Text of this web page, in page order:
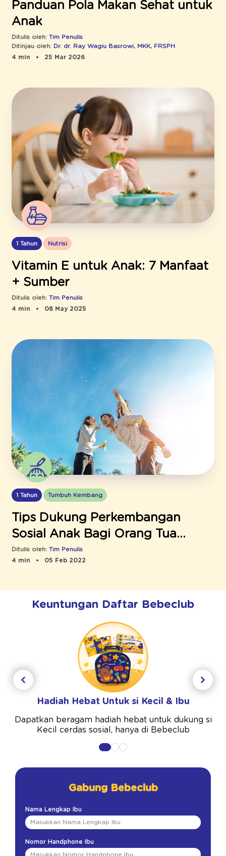
Panduan Pola Makan Sehat untuk
Anak
Ditulis oleh: Tim Penulis
Ditinjau oleh: Dr. dr. Ray Wagiu Basrowi, MKK, FRSPH
4 min
25 Mar 2026
1 Tahun Nutrisi
Vitamin E untuk Anak: 7 Manfaat
+ Sumber
Ditulis oleh: Tim Penulis
4 min
08 May 2025
1 Tahun Tumbuh Kembang
Tips Dukung Perkembangan
Sosial Anak Bagi Orang Tua
Bekerja
Ditulis oleh: Tim Penulis
4 min
05 Feb 2022
Keuntungan Daftar Bebeclub
Hadiah Hebat Untuk si Kecil & Ibu
Dapatkan beragam hadiah hebat untuk dukung si
Kecil cerdas sosial, hanya di Bebeclub
Gabung Bebeclub
Nama Lengkap Ibu
Nomor Handphone Ibu